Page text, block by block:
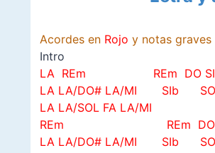
Acordes en Rojo y notas graves
Intro
LA REm REm DO
LA LA/DO# LA/MI SIb
LA LA/SOL FA LA/MI
REm REm DO
LA LA/DO# LA/MI SIb